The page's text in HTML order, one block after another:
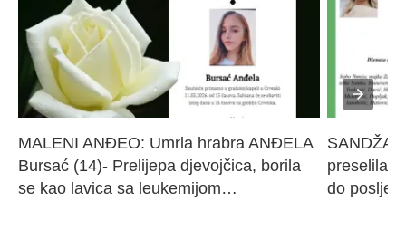
MALENI ANĐEO: Umrla hrabra ANĐELA
Bursać (14)- Prelijepa djevojčica, borila
se kao lavica sa leukemijom…
preselila
do